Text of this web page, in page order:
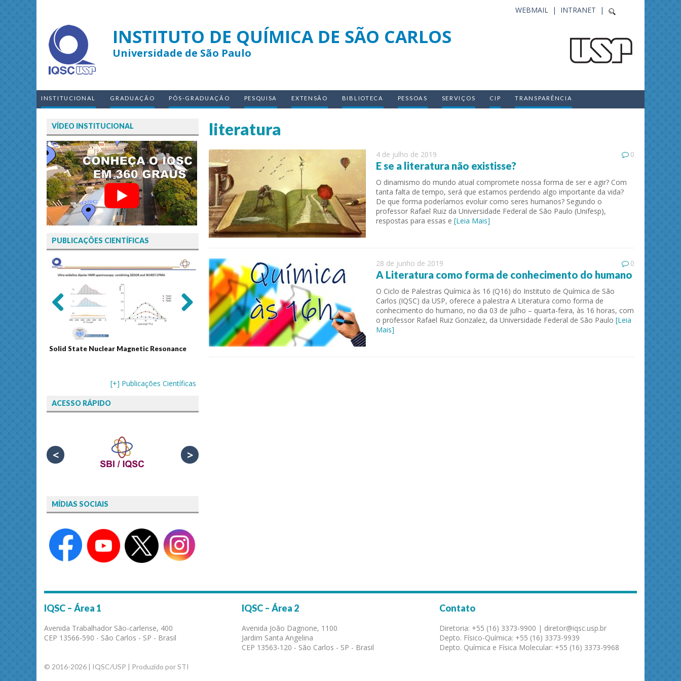
INTRANET |
WEBMAIL |
INSTITUTO DE QUÍMICA DE SÃO CARLOS
Universidade de São Paulo
INSTITUCIONAL GRADUAÇÃO PÓS-GRADUAÇÃO PESQUISA EXTENSÃO BIBLIOTECA PESSOAS SERVIÇOS CIP TRANSPARÊNCIA
literatura
4 de julho de 2019 0
E se a literatura não existisse?
O dinamismo do mundo atual compromete nossa forma de ser e agir? Com
tanta falta de tempo, será que estamos perdendo algo importante da vida?
De que forma poderíamos evoluir como seres humanos? Segundo o
professor Rafael Ruiz da Universidade Federal de São Paulo (Unifesp),
respostas para essas e [Leia Mais]
28 de junho de 2019 0
A Literatura como forma de conhecimento do humano
O Ciclo de Palestras Química às 16 (Q16) do Instituto de Química de São
Carlos (IQSC) da USP, oferece a palestra A Literatura como forma de
conhecimento do humano, no dia 03 de julho – quarta-feira, às 16 horas, com
o professor Rafael Ruiz Gonzalez, da Universidade Federal de São Paulo [Leia
Mais]
VÍDEO INSTITUCIONAL
PUBLICAÇÕES CIENTÍFICAS
Solid State Nuclear Magnetic Resonance Journal of Separation Science
Sustainable Energy Technologies and
[+] Publicações Científicas
ACESSO RÁPIDO
< >
MÍDIAS SOCIAIS
IQSC – Área 1
Avenida Trabalhador São-carlense, 400
CEP 13566-590 - São Carlos - SP - Brasil
IQSC – Área 2
Avenida João Dagnone, 1100
Jardim Santa Angelina
CEP 13563-120 - São Carlos - SP - Brasil
Contato
Diretoria: +55 (16) 3373-9900 | diretor@iqsc.usp.br
Depto. Físico-Química: +55 (16) 3373-9939
Depto. Química e Física Molecular: +55 (16) 3373-9968
© 2016-2026 | IQSC/USP | Produzido por STI